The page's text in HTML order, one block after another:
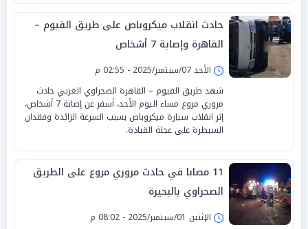
حادث انقلاب ميكروباص على طريق الفيوم –
القاهرة وإصابة 7 أشخاص
الأحد 07/سبتمبر/2025 - 02:55 م
شهد طريق الفيوم – القاهرة الصحراوي الغربي حادث
مروري مروع مساء اليوم الأحد، أسفر عن إصابة 7 أشخاص،
إثر انقلاب سيارة ميكروباص بسبب السرعة الزائدة وفقدان
السيطرة على عجلة القيادة.
11 مصابا في حادث مروري مروع على الطريق
الصحراوي بالبحيرة
الإثنين 01/سبتمبر/2025 - 08:02 م